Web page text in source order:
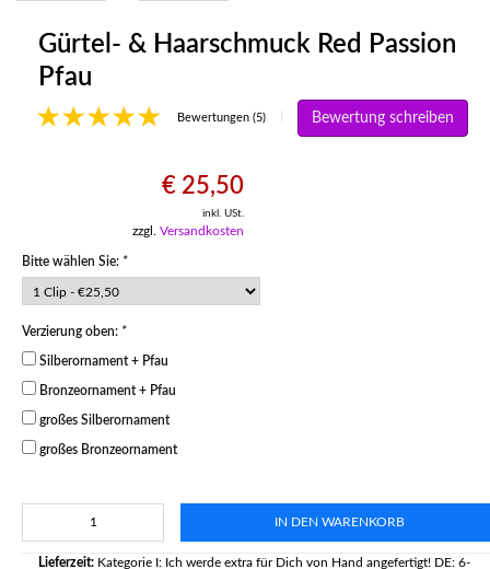
Gürtel- & Haarschmuck Red Passion
Pfau
Bewertungen (5) Bewertung schreiben
€ 25,50
inkl. USt.
zzgl. Versandkosten
Bitte wählen Sie: *
Verzierung oben: *
Silberornament + Pfau
Bronzeornament + Pfau
großes Silberornament
großes Bronzeornament
IN DEN WARENKORB
Lieferzeit: Kategorie I: Ich werde extra für Dich von Hand angefertigt! DE: 6-